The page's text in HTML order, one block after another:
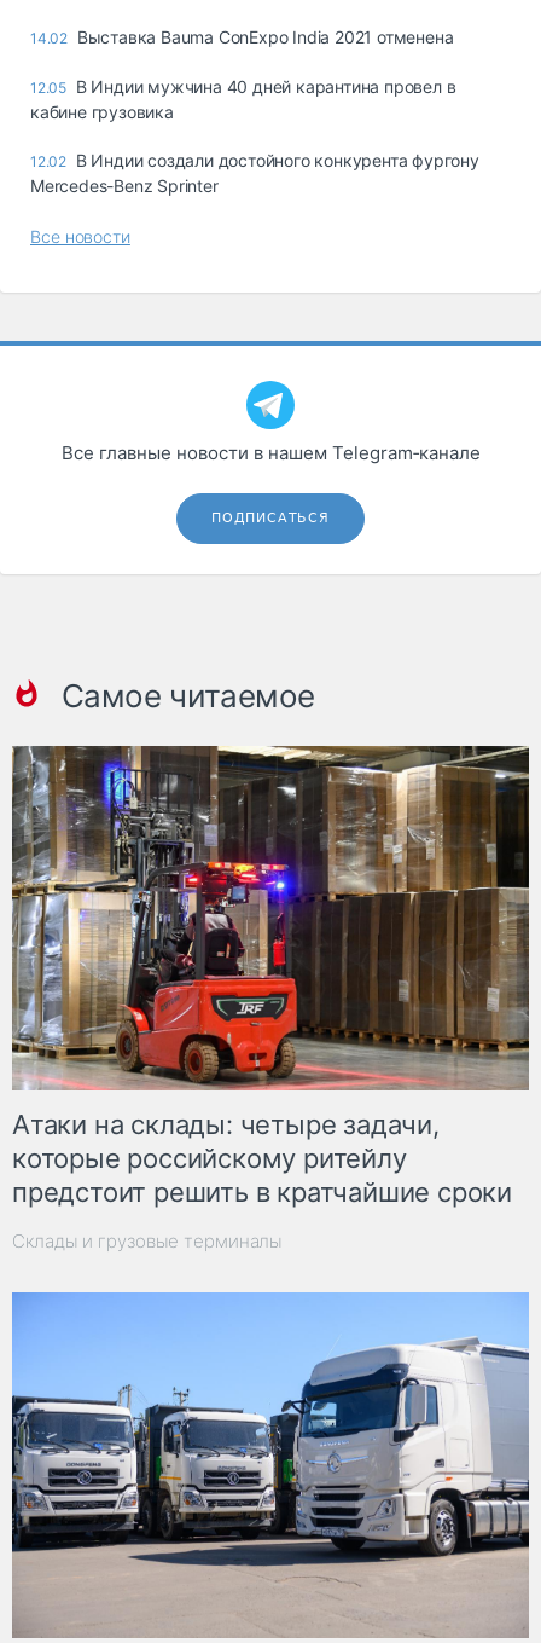
14.02 Выставка Bauma ConExpo India 2021 отменена
12.05 В Индии мужчина 40 дней карантина провел в
кабине грузовика
12.02 В Индии создали достойного конкурента фургону
Mercedes-Benz Sprinter
Все новости
Все главные новости в нашем Telegram‑канале
ПОДПИСАТЬСЯ
Самое читаемое
Атаки на склады: четыре задачи,
которые российскому ритейлу
предстоит решить в кратчайшие сроки
Склады и грузовые терминалы